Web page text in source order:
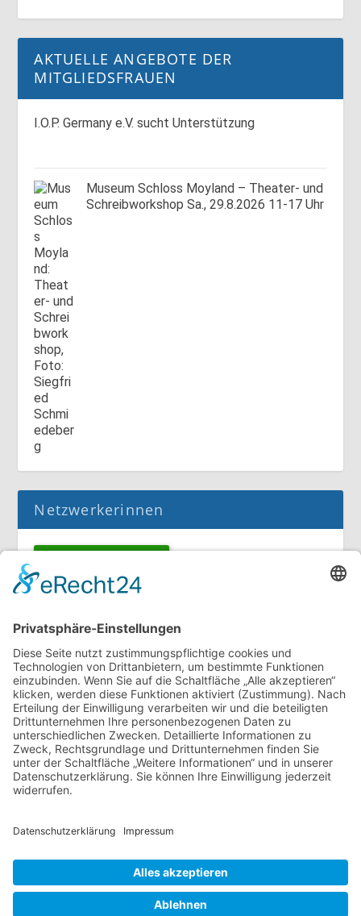
AKTUELLE ANGEBOTE DER
MITGLIEDSFRAUEN
I.O.P. Germany e.V. sucht Unterstützung
Museum Schloss Moyland – Theater- und
Schreibworkshop Sa., 29.8.2026 11-17 Uhr
Netzwerkerinnen
Noch kein Mitglied im unternehmerinnen forum
Für Mitgliedsfrauen: zum Erstellen eigener Angebote
und zum Bearbeiten des Unternehmensprofils bitte
einloggen!
Social Media
Folge dem unternehmerinnen forum niederrhein auch
auf Facebook, Instagram oder LinkedIn.